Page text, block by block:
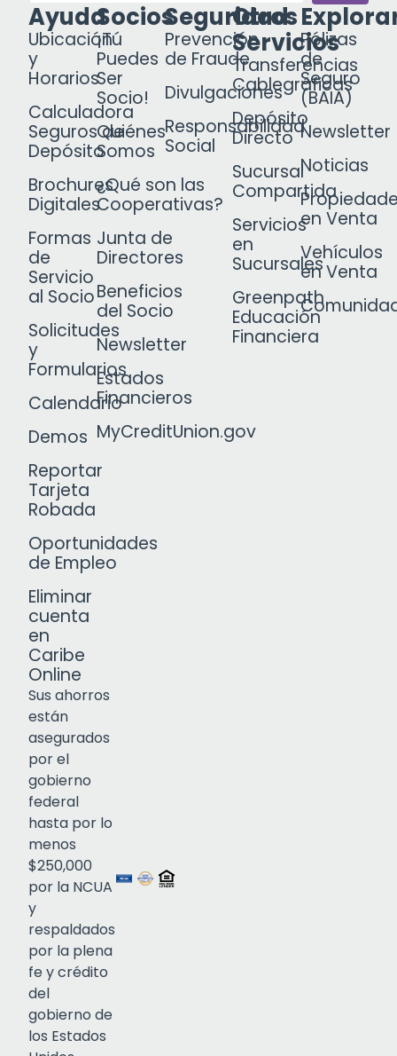
Ayuda
Ubicación
y
Horarios
Calculadora
Seguros de
Depósito
Brochures
Digitales
Formas
de
Servicio
al Socio
Solicitudes
y
Formularios
Calendario
Demos
Reportar
Tarjeta
Robada
Oportunidades
de Empleo
Eliminar
cuenta
en
Caribe
Online
Socios
¡Tú
Puedes
Ser
Socio!
Quiénes
Somos
¿Qué son las
Cooperativas?
Junta de
Directores
Beneficios
del Socio
Newsletter
Estados
Financieros
MyCreditUnion.gov
Seguridad
Prevención
de Fraude
Divulgaciones
Responsabilidad
Social
Otros
Servicios
Transferencias
Cablegráficas
Depósito
Directo
Sucursal
Compartida
Servicios
en
Sucursales
Greenpath
Educación
Financiera
Pólizas
de
Seguro
(BAIA)
Newsletter
Noticias
en Venta
Vehículos
en Venta
Sus ahorros
están
asegurados
por el
gobierno
federal
hasta por lo
menos
$250,000
por la NCUA
y
respaldados
por la plena
fe y crédito
del
gobierno de
los Estados